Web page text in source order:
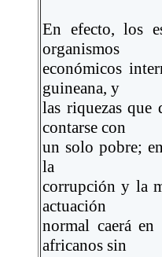
En efecto, los
organismos
económicos
guineana, y
las riquezas que
contarse con
un solo pobre;
la
corrupción y la
actuación
normal caerá
africanos sin